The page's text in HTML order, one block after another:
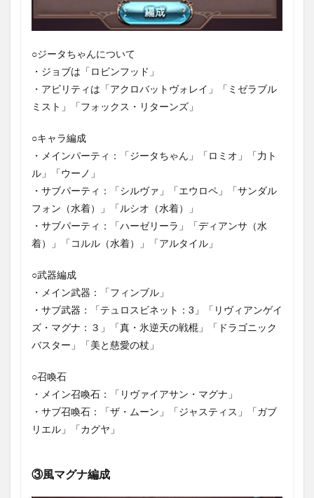
○ジータちゃんについて
・ジョブは「ロビンフッド」
・アビリティは「アクロバットヴォレイ」「ミゼラブル
ミスト」「フォックス・リターンズ」
○キャラ編成
・メインパーティ：「ジータちゃん」「ロミオ」「力ト
ル」「ウーノ」
・サブパーティ：「シルヴァ」「エウロペ」「サンダル
フォン（水着）」「ルシオ（水着）」
・サブパーティ：「ハーゼリーラ」「ディアンサ（水
着）」「コルル（水着）」「アルタイル」
○武器編成
・メイン武器：「フィンブル」
・サブ武器：「テュロスビネット：3」「リヴィアンゲイ
ズ・マグナ：３」「真・氷逆天の戦棍」「ドラゴニック
バスター」「美と慈愛の杖」
○召喚石
・メイン召喚石：「リヴァイアサン・マグナ」
・サブ召喚石：「ザ・ムーン」「ジャスティス」「ガブ
リエル」「カグヤ」
③風マグナ編成